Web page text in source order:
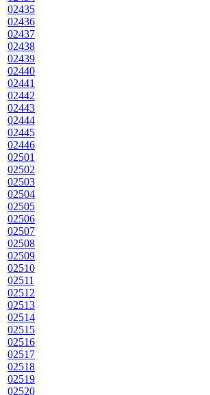
02435
02436
02437
02438
02439
02440
02441
02442
02443
02444
02445
02446
02501
02502
02503
02504
02505
02506
02507
02508
02509
02510
02511
02512
02513
02514
02515
02516
02517
02518
02519
02520